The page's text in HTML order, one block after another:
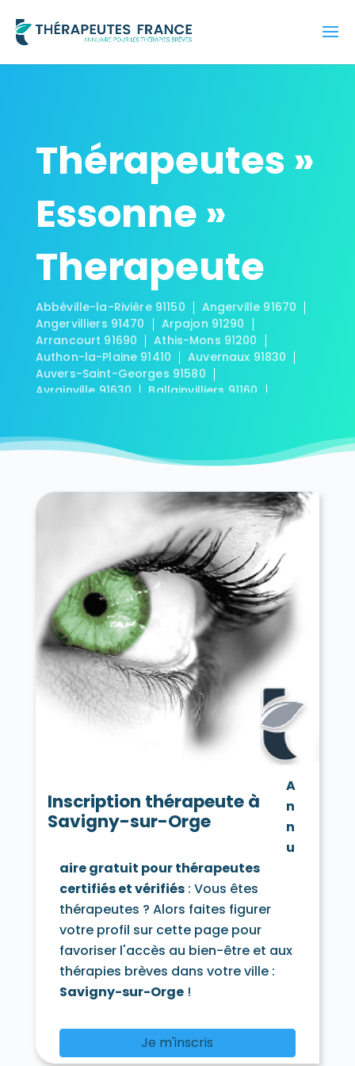
Thérapeutes »
Essonne »
Therapeute
Abbéville-la-Rivière 91150
Angerville 91670
Angervilliers 91470
Arpajon 91290
Arrancourt 91690
Athis-Mons 91200
Authon-la-Plaine 91410
Auvernaux 91830
Auvers-Saint-Georges 91580
Avrainville 91630
Ballainvilliers 91160
Boigneville 91720
Boissy-la-Rivière 91690
Boissy-sous-Saint-Yon 91790
Bondoufle 91070
Boullay-les-Troux 91470
Boussy-Saint-Antoine 91800
Boutervilliers 91150
Boutigny-sur-Essonne 91820
Bouville 91880
Brétigny-sur-Orge 91220
Breuillet 91650
Breux-Jouy 91650
Brières-les-Scellés 91150
Briis-sous-Forges 91640
Brouy 91150
Brunoy 91800
Bruyères-le-Châtel 91680
Buno-Bonnevaux 91720
Bures-sur-Yvette 91440
Cerny 91590
Chalo-Saint-Mars 91780
Chalou-Moulineux 91740
Chamarande 91730
Champcueil 91750
Champmotteux 91150
Cheptainville 91630
Chevannes 91750
Chilly-Mazarin 91380
Congerville-Thionville 91740
Courdimanche-sur-Essonne 91720
Courson-Monteloup 91680
Crosne 91560
Dannemois 91490
D'Huison-Longueville 91590
Dourdan 91410
Draveil 91210
Écharcon 91540
Épinay-sous-Sénart 91860
Épinay-sur-Orge 91360
Estouches 91660
Étampes 91150
Étiolles 91450
Fontaine-la-Rivière 91690
Fontenay-lès-Briis 91640
Inscription thérapeute à
Savigny-sur-Orge
A
n
n
u
aire gratuit pour thérapeutes
certifiés et vérifiés: Vous êtes
thérapeutes ? Alors faites figurer
votre profil sur cette page pour
favoriser l'accès au bien-être et aux
thérapies brèves dans votre ville :
Savigny-sur-Orge!
Je m'inscris